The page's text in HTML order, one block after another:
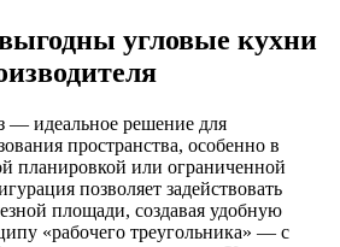
угловые кухни
— идеальное решение для
пространства, особенно в
планировкой или ограниченной
позволяет задействовать
площади, создавая удобную
«рабочего треугольника» — с